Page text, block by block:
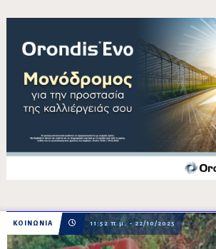
ΚΟΙΝΩΝΙΑ 11:52 π.μ. - 22/10/2025